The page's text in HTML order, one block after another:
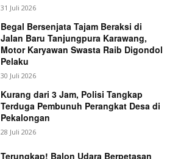
31 Juli 2026
Begal Bersenjata Tajam Beraksi di
Jalan Baru Tanjungpura Karawang,
Motor Karyawan Swasta Raib Digondol
Pelaku
30 Juli 2026
Kurang dari 3 Jam, Polisi Tangkap
Terduga Pembunuh Perangkat Desa di
Pekalongan
28 Juli 2026
Terungkap! Balon Udara Berpetasan